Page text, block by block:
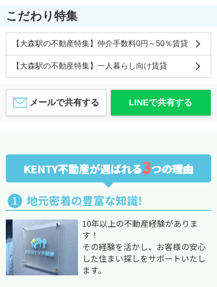
こだわり特集
【大森駅の不動産特集】仲介手数料0円～50％賃貸
【大森駅の不動産特集】一人暮らし向け賃貸
メールで共有する LINEで共有する
KENTY不動産が選ばれる3つの理由
地元密着の豊富な知識!
10年以上の不動産経験がありま
す！
その経験を活かし、お客様の安心
した住まい探しをサポートいたし
ます。